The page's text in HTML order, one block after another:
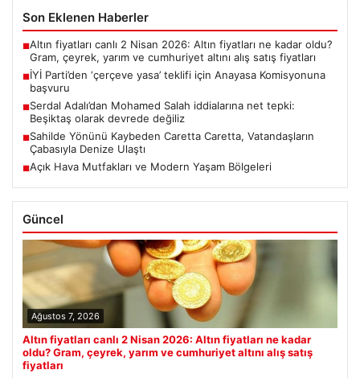
Son Eklenen Haberler
■Altın fiyatları canlı 2 Nisan 2026: Altın fiyatları ne kadar oldu?
Gram, çeyrek, yarım ve cumhuriyet altını alış satış fiyatları
■İYİ Parti’den ‘çerçeve yasa’ teklifi için Anayasa Komisyonuna
başvuru
■Serdal Adalı’dan Mohamed Salah iddialarına net tepki:
Beşiktaş olarak devrede değiliz
■Sahilde Yönünü Kaybeden Caretta Caretta, Vatandaşların
Çabasıyla Denize Ulaştı
■Açık Hava Mutfakları ve Modern Yaşam Bölgeleri
Güncel
Ağustos 7, 2026
Altın fiyatları canlı 2 Nisan 2026: Altın fiyatları ne kadar
oldu? Gram, çeyrek, yarım ve cumhuriyet altını alış satış
fiyatları